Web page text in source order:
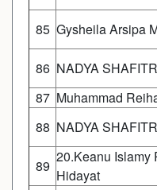
85 Gysheila Arsipa
86 NADYA
87 Muhammad
88 NADYA
89
20.Keanu Islamy
Hidayat